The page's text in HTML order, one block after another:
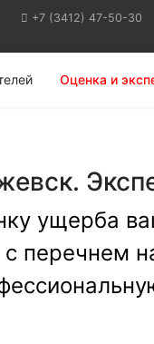
+7 (3412) 47-50-30
Оценка и
ущерба
перечнем